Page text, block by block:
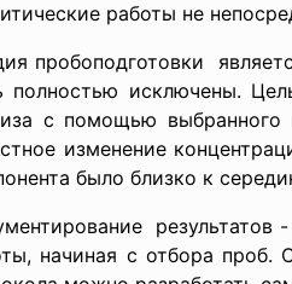
работы не
пробоподготовки
полностью исключены.
с помощью
изменение
было близко к
результатов
начиная с отбора